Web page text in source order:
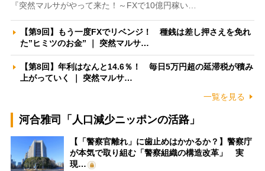
『突然マルサがやって来た！～FXで10億円稼い…
【第9回】もう一度FXでリベンジ！ 種銭は差し押さえを免れ
た”ヒミツのお金” ｜ 突然マルサ…
【第8回】年利はなんと14.6％！ 毎日5万円超の延滞税が積み
上がっていく ｜ 突然マルサ…
一覧を見る
河合雅司「人口減少ニッポンの活路」
【「警察官離れ」に歯止めはかかるか？】警察庁
が本気で取り組む「警察組織の構造改革」 実
現…